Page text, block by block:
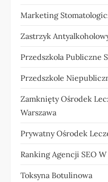
Marketing
Zastrzyk
Przedszkola Publiczne
Przedszkole
Zamknięty Ośrodek
Warszawa
Prywatny Ośrodek
Ranking Agencji SEO W
Toksyna Botulinowa